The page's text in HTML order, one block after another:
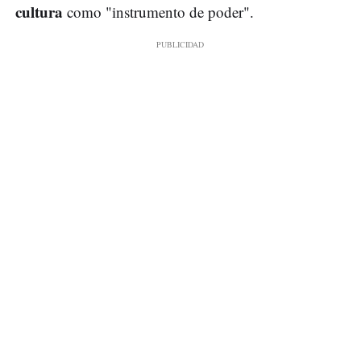
cultura como "instrumento de poder".